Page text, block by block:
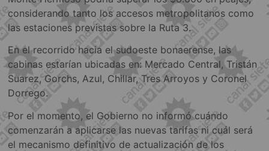
considerando tanto los accesos metropolitanos como
las estaciones previstas sobre la Ruta 3.
En el recorrido hacia el sudoeste bonaerense, las
cabinas estarían ubicadas en: Mercado Central, Tristán
Suarez, Gorchs, Azul, Chillar, Tres Arroyos y Coronel
Dorrego.
Por el momento, el Gobierno no informó cuándo
comenzarán a aplicarse las nuevas tarifas ni cuál será
el mecanismo definitivo de actualización de los